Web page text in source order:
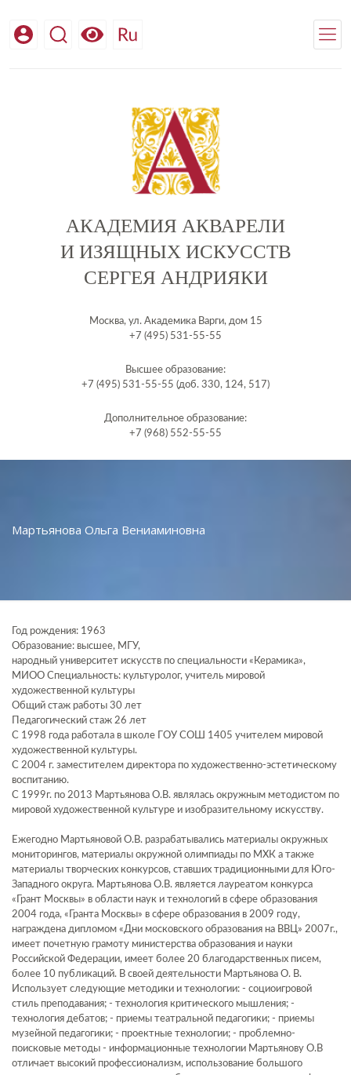
АКАДЕМИЯ АКВАРЕЛИ
И ИЗЯЩНЫХ ИСКУССТВ
СЕРГЕЯ АНДРИЯКИ
Москва, ул. Академика Варги, дом 15
+7 (495) 531-55-55
Высшее образование:
+7 (495) 531-55-55 (доб. 330, 124, 517)
Дополнительное образование:
+7 (968) 552-55-55
Мартьянова Ольга Вениаминовна
Год рождения: 1963
Образование: высшее, МГУ,
народный университет искусств по специальности «Керамика»,
МИОО Специальность: культуролог, учитель мировой
художественной культуры
Общий стаж работы 30 лет
Педагогический стаж 26 лет
С 1998 года работала в школе ГОУ СОШ 1405 учителем мировой
художественной культуры.
С 2004 г. заместителем директора по художественно-эстетическому
воспитанию.
С 1999г. по 2013 Мартьянова О.В. являлась окружным методистом по
мировой художественной культуре и изобразительному искусству.
Ежегодно Мартьяновой О.В. разрабатывались материалы окружных
мониторингов, материалы окружной олимпиады по МХК а также
материалы творческих конкурсов, ставших традиционными для Юго-
Западного округа. Мартьянова О.В. является лауреатом конкурса
«Грант Москвы» в области наук и технологий в сфере образования
2004 года, «Гранта Москвы» в сфере образования в 2009 году,
награждена дипломом «Дни московского образования на ВВЦ» 2007г.,
имеет почетную грамоту министерства образования и науки
Российской Федерации, имеет более 20 благодарственных писем,
более 10 публикаций. В своей деятельности Мартьянова О. В.
Использует следующие методики и технологии: - социоигровой
стиль преподавания; - технология критического мышления; -
технология дебатов; - приемы театральной педагогики; - приемы
музейной педагогики; - проектные технологии; - проблемно-
поисковые методы - информационные технологии Мартьянову О.В
отличает высокий профессионализм, использование большого